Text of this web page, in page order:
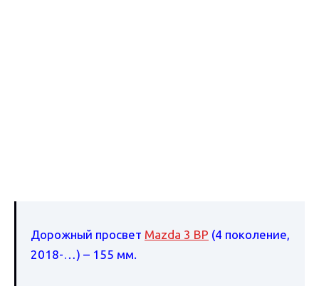
Дорожный просвет Mazda 3 BP (4 поколение,
2018-…) – 155 мм.